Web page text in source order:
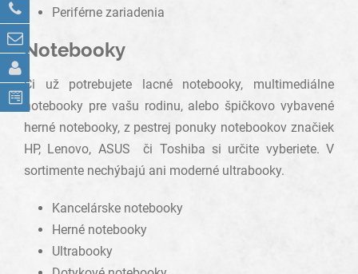
Periférne zariadenia
Notebooky
Či už potrebujete lacné notebooky, multimediálne
notebooky pre vašu rodinu, alebo špičkovo vybavené
herné notebooky, z pestrej ponuky notebookov značiek
HP, Lenovo, ASUS či Toshiba si určite vyberiete. V
sortimente nechýbajú ani moderné ultrabooky.
Kancelárske notebooky
Herné notebooky
Ultrabooky